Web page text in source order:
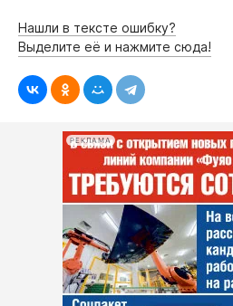
Нашли в тексте ошибку?
Выделите её и нажмите сюда!
РЕКЛАМА